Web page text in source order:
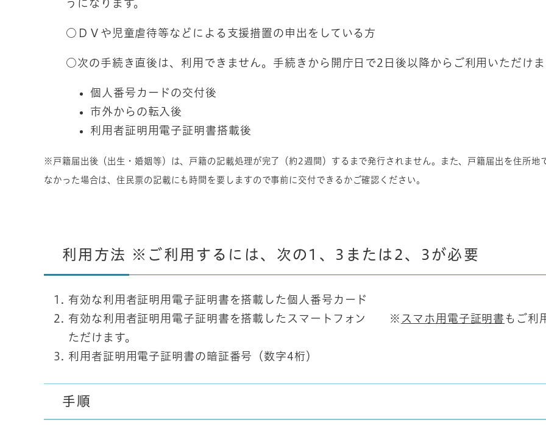
うになります。
○ＤＶや児童虐待等などによる支援措置の申出をしている方
○次の手続き直後は、利用できません。手続きから開庁日で2日後以降からご利用いただけ
個人番号カードの交付後
市外からの転入後
利用者証明用電子証明書搭載後
※戸籍届出後（出生・婚姻等）は、戸籍の記載処理が完了（約2週間）するまで発行されません。また、戸籍届出を住所地
なかった場合は、住民票の記載にも時間を要しますので事前に交付できるかご確認ください。
利用方法 ※ご利用するには、次の1、3または2、3が必要
有効な利用者証明用電子証明書を搭載した個人番号カード
有効な利用者証明用電子証明書を搭載したスマートフォン ※ スマホ用電子証明書 もご利
ただけます。
利用者証明用電子証明書の暗証番号（数字4桁）
手順